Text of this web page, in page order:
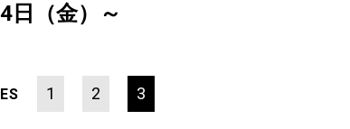
日（金）～
1 2 3